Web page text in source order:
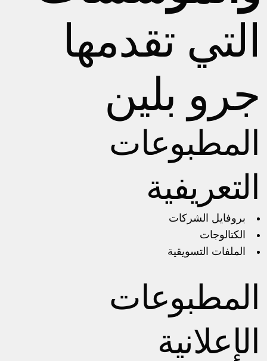
التي تقدمها
جرو بلين
المطبوعات
التعريفية
بروفايل الشركات
الكتالوجات
الملفات التسويقية
المطبوعات
الإعلانية